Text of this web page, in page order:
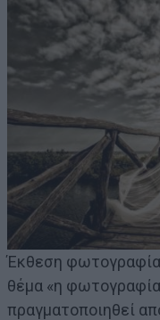
Έκθεση
θέμα «η
πραγματοποιηθεί